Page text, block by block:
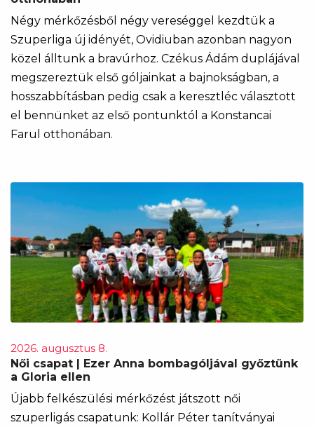
Négy mérkőzésből négy vereséggel kezdtük a
Szuperliga új idényét, Ovidiuban azonban nagyon
közel álltunk a bravúrhoz. Czékus Ádám duplájával
megszereztük első góljainkat a bajnokságban, a
hosszabbításban pedig csak a keresztléc választott
el bennünket az első pontunktól a Konstancai
Farul otthonában.
2026. augusztus 8.
Női csapat | Ezer Anna bombagóljával győztünk
a Gloria ellen
Újabb felkészülési mérkőzést játszott női
szuperligás csapatunk: Kollár Péter tanítványai